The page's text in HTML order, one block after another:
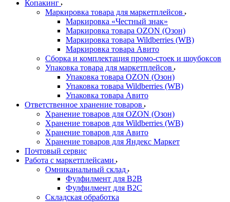
Копакинг
Маркировка товара для маркетплейсов
Маркировка «Честный знак»
Маркировка товара OZON (Озон)
Маркировка товара Wildberries (WB)
Маркировка товара Авито
Сборка и комплектация промо-стоек и шоубоксов
Упаковка товара для маркетплейсов
Упаковка товара OZON (Озон)
Упаковка товара Wildberries (WB)
Упаковка товара Авито
Ответственное хранение товаров
Хранение товаров для OZON (Озон)
Хранение товаров для Wildberries (WB)
Хранение товаров для Авито
Хранение товаров для Яндекс Маркет
Почтовый сервис
Работа с маркетплейсами
Омниканальный склад
Фулфилмент для B2B
Фулфилмент для B2C
Складская обработка